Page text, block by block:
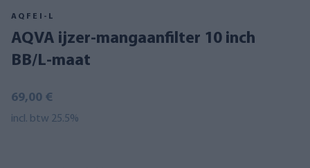
AQFEI-L
AQVA ijzer-mangaanfilter 10 inch
BB/L-maat
69,00 €
incl. btw 25.5%